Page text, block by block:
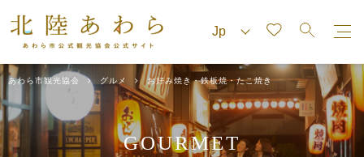
あわら市観光協会 グルメ お好み焼き・鉄板焼・たこ焼き
GOURMET